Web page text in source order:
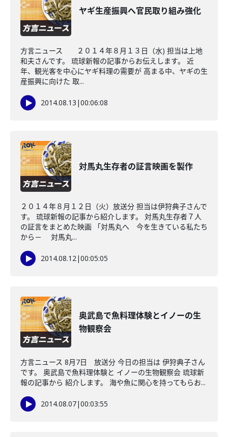
ヤギ生産振興へ官民取り組み強化
方言ニュース ２０１４年８月１３日（水) 担当は上地
和夫さんです。 琉球新報の記事からお伝えします。 近
年、観光客を中心にヤギ料理の需要が 高まる中、ヤギの生
産振興に向けた 取...
2014.08.13 |00:06:08
対馬丸生存者の証言映画を製作
２０１４年８月１２日（火）放送分 担当は伊狩典子さんで
す。 琉球新報の記事から紹介します。 対馬丸生存者７人
の証言をまとめた映画 「対馬丸へ 今を生きている私たち
から－ 対馬丸...
2014.08.12|00:05:05
奥武島で魚料理体験とイノーの生
物観察会
方言ニュース 8月7日 放送分 今日の担当は 伊狩典子さん
です。 奥武島で魚料理体験と イノーの生物観察会 琉球新
報の記事から 紹介します。 海や魚に関心を持ってもらお...
2014.08.07|00:03:55